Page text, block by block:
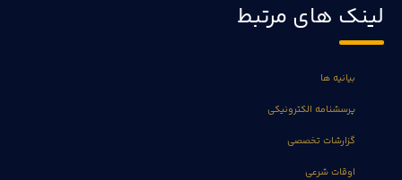
لینک های مرتبط
بیانیه ها
پرسشنامه الکترونیکی
گزارشات تخصصی
اوقات شرعی